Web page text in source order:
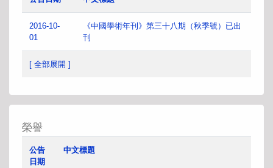
2016-10-
01
《中國學術年刊》第三十八期（秋季號）已出
刊
[ 全部展開 ]
榮譽
公告
日期
中文標題